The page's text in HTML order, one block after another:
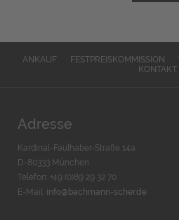
ANKAUF FESTPREISKOMMISSION
KONTAKT
Adresse
Kardinal-Faulhaber-Straße 14a
D-80333 München
Telefon: +49 (0)89 29 32 70
E-Mail: info@bachmann-scher.de